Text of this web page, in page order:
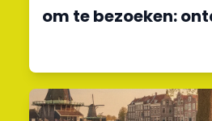
om te bezoeken: